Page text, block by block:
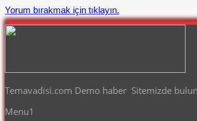
Yorum bırakmak için tıklayın.
Temavadisi.com Demo haber Sitemizde
Menu1